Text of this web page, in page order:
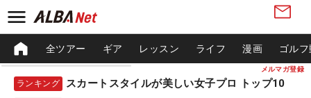
メルマガ登録
全ツアー ギア レッスン ライフ 漫画 ゴル
ランキング スカートスタイルが美しい女子プロ トップ10